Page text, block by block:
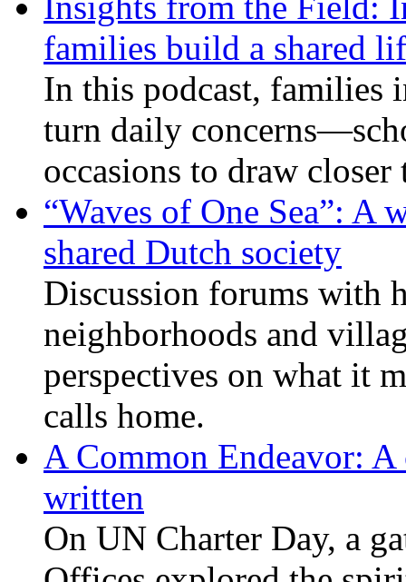
families build a shared
In this podcast, families
turn daily
occasions to draw
“Waves of One Sea”:
shared Dutch society
Discussion forums with
neighborhoods and
perspectives on what it
calls home.
A Common Endeavor:
written
On UN Charter Day, a